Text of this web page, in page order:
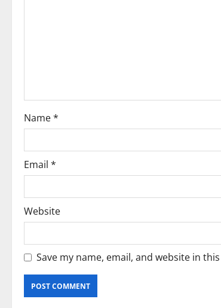
i
o
n
Name*
Email *
Website
Save my name, email, and website in